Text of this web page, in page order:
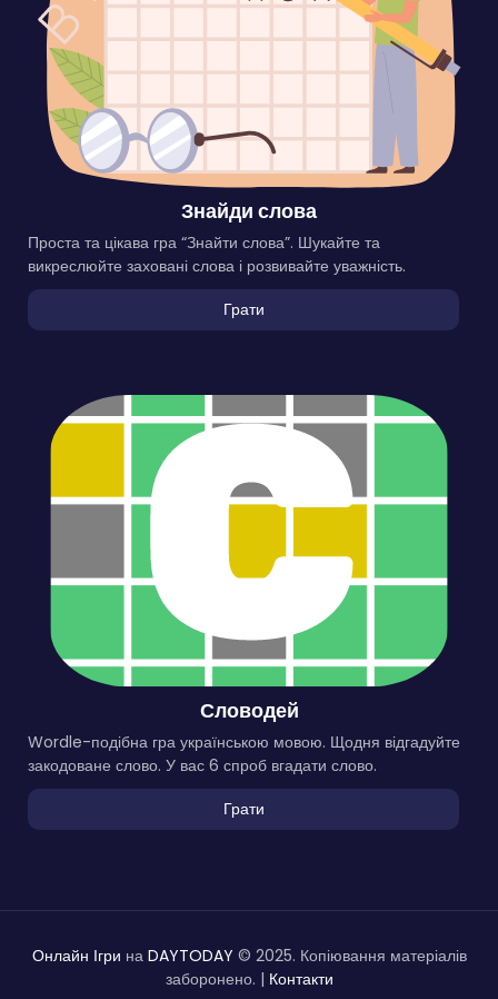
Знайди слова
Проста та цікава гра “Знайти слова”. Шукайте та
викреслюйте заховані слова і розвивайте уважність.
Грати
Словодей
Wordle-подібна гра українською мовою. Щодня відгадуйте
закодоване слово. У вас 6 спроб вгадати слово.
Грати
Онлайн Ігри на DAYTODAY © 2025. Копіювання матеріалів
заборонено. | Контакти